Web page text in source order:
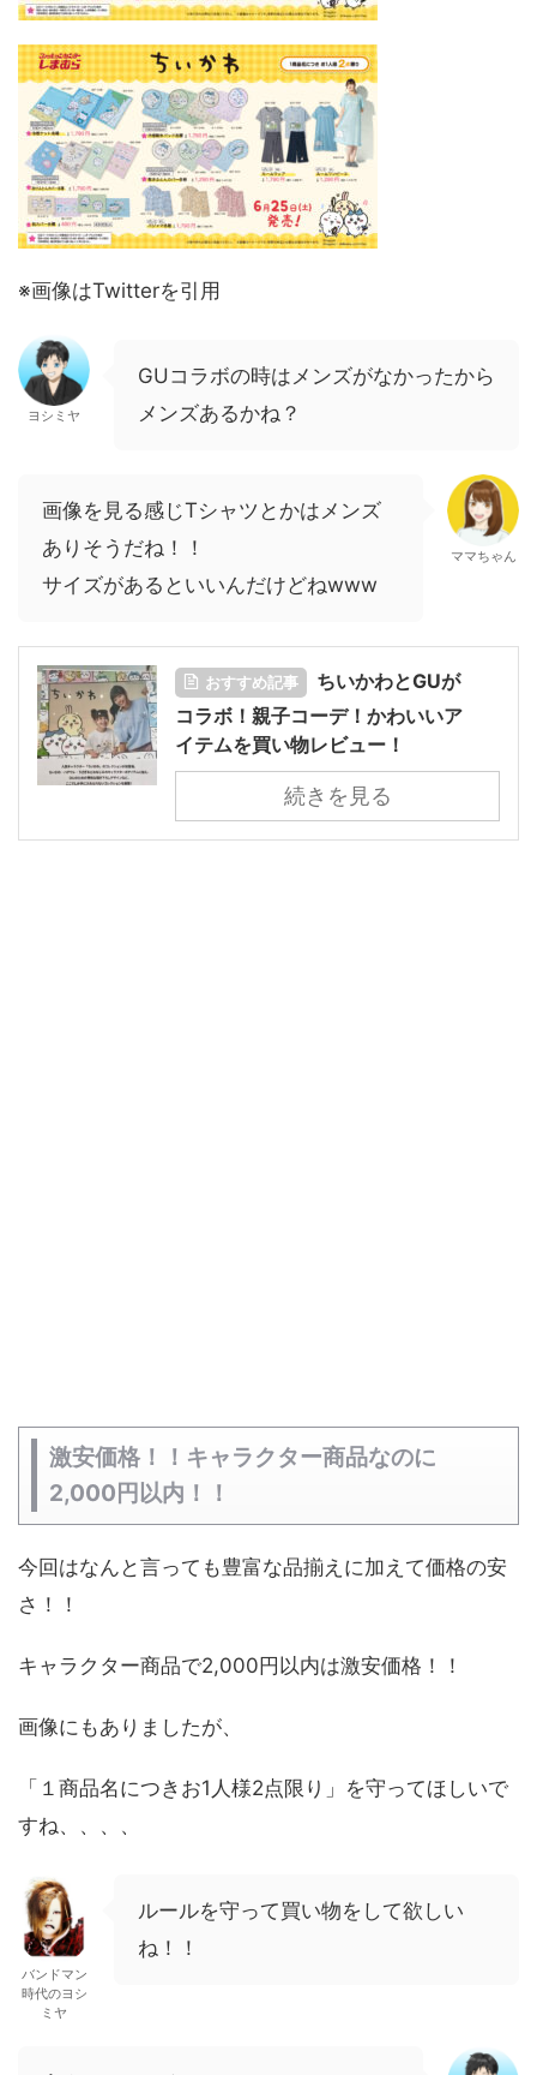
※画像はTwitterを引用
ヨシミヤ
GUコラボの時はメンズがなかったから
メンズあるかね？
画像を見る感じTシャツとかはメンズ
ありそうだね！！
サイズがあるといいんだけどねwww
ママちゃん
おすすめ記事
ちいかわとGUが
コラボ！親子コーデ！かわいいア
イテムを買い物レビュー！
続きを見る
激安価格！！キャラクター商品なのに
2,000円以内！！
今回はなんと言っても豊富な品揃えに加えて価格の安
さ！！
キャラクター商品で2,000円以内は激安価格！！
画像にもありましたが、
「１商品名につきお1人様2点限り」を守ってほしいで
すね、、、、
バンドマン
時代のヨシ
ミヤ
ルールを守って買い物をして欲しい
ね！！